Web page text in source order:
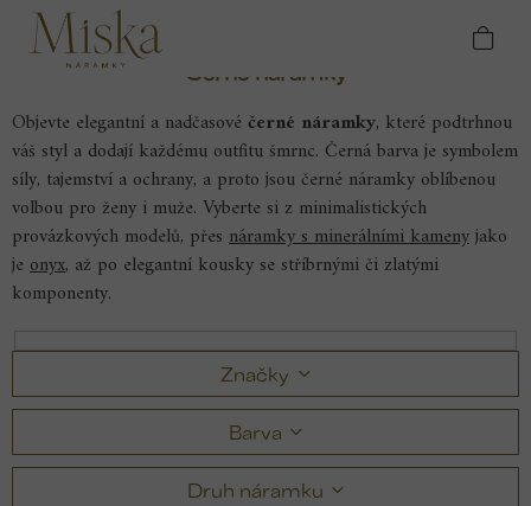
Přejít
obsah
Domů Náramky
Černé náramky
Objevte elegantní a nadčasovéčerné náramky, které podtrhnou
váš styl a dodají každému outfitu šmrnc. Černá barva je symbolem
síly, tajemství a ochrany, a proto jsou černé náramky oblíbenou
volbou pro ženy i muže. Vyberte si z minimalistických
provázkových modelů, přes náramky s minerálními kamenyjako
jeonyx, až po elegantní kousky se stříbrnými či zlatými
komponenty.
Značky
Barva
Druh náramku